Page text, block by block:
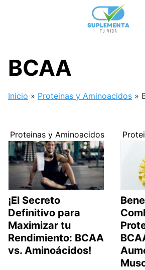
BCAA
Inicio » Proteinas y Aminoacidos »
Proteinas y Aminoacidos
¡El Secreto
Definitivo para
Maximizar tu
Rendimiento: BCAA
vs. Aminoácidos!